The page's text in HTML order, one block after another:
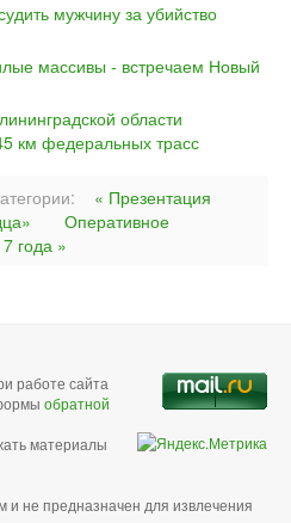
мужчину за убийство
массивы - встречаем Новый
области
км федеральных трасс
« Презентация
Оперативное
года »
работе сайта
обратной
материалы
и не предназначен для извлечения